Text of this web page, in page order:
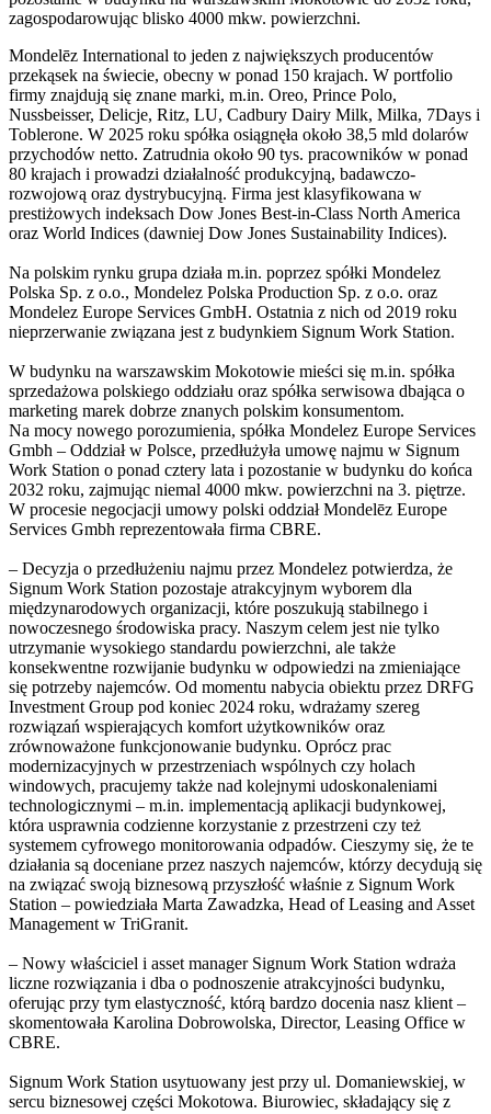
zagospodarowując blisko 4000 mkw. powierzchni.
Mondelēz International to jeden z największych producentów
przekąsek na świecie, obecny w ponad 150 krajach. W portfolio
firmy znajdują się znane marki, m.in. Oreo, Prince Polo,
Nussbeisser, Delicje, Ritz, LU, Cadbury Dairy Milk, Milka, 7Days i
Toblerone. W 2025 roku spółka osiągnęła około 38,5 mld dolarów
przychodów netto. Zatrudnia około 90 tys. pracowników w ponad
80 krajach i prowadzi działalność produkcyjną, badawczo-
rozwojową oraz dystrybucyjną. Firma jest klasyfikowana w
prestiżowych indeksach Dow Jones Best-in-Class North America
oraz World Indices (dawniej Dow Jones Sustainability Indices).
Na polskim rynku grupa działa m.in. poprzez spółki Mondelez
Polska Sp. z o.o., Mondelez Polska Production Sp. z o.o. oraz
Mondelez Europe Services GmbH. Ostatnia z nich od 2019 roku
nieprzerwanie związana jest z budynkiem Signum Work Station.
W budynku na warszawskim Mokotowie mieści się m.in. spółka
sprzedażowa polskiego oddziału oraz spółka serwisowa dbająca o
marketing marek dobrze znanych polskim konsumentom.
Na mocy nowego porozumienia, spółka Mondelez Europe Services
Gmbh – Oddział w Polsce, przedłużyła umowę najmu w Signum
Work Station o ponad cztery lata i pozostanie w budynku do końca
2032 roku, zajmując niemal 4000 mkw. powierzchni na 3. piętrze.
W procesie negocjacji umowy polski oddział Mondelēz Europe
Services Gmbh reprezentowała firma CBRE.
– Decyzja o przedłużeniu najmu przez Mondelez potwierdza, że
Signum Work Station pozostaje atrakcyjnym wyborem dla
międzynarodowych organizacji, które poszukują stabilnego i
nowoczesnego środowiska pracy. Naszym celem jest nie tylko
utrzymanie wysokiego standardu powierzchni, ale także
konsekwentne rozwijanie budynku w odpowiedzi na zmieniające
się potrzeby najemców. Od momentu nabycia obiektu przez DRFG
Investment Group pod koniec 2024 roku, wdrażamy szereg
rozwiązań wspierających komfort użytkowników oraz
zrównoważone funkcjonowanie budynku. Oprócz prac
modernizacyjnych w przestrzeniach wspólnych czy holach
windowych, pracujemy także nad kolejnymi udoskonaleniami
technologicznymi – m.in. implementacją aplikacji budynkowej,
która usprawnia codzienne korzystanie z przestrzeni czy też
systemem cyfrowego monitorowania odpadów. Cieszymy się, że te
działania są doceniane przez naszych najemców, którzy decydują się
na związać swoją biznesową przyszłość właśnie z Signum Work
Station – powiedziała Marta Zawadzka, Head of Leasing and Asset
Management w TriGranit.
– Nowy właściciel i asset manager Signum Work Station wdraża
liczne rozwiązania i dba o podnoszenie atrakcyjności budynku,
oferując przy tym elastyczność, którą bardzo docenia nasz klient –
skomentowała Karolina Dobrowolska, Director, Leasing Office w
CBRE.
Signum Work Station usytuowany jest przy ul. Domaniewskiej, w
sercu biznesowej części Mokotowa. Biurowiec, składający się z